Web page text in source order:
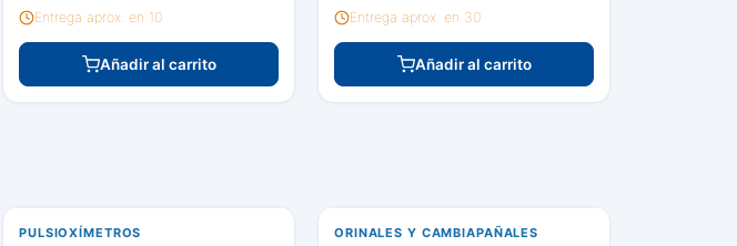
Entrega aprox. en 10
Añadir al carrito
Entrega aprox. en 30
Añadir al carrito
PULSIOXÍMETROS ORINALES Y CAMBIAPAÑALES